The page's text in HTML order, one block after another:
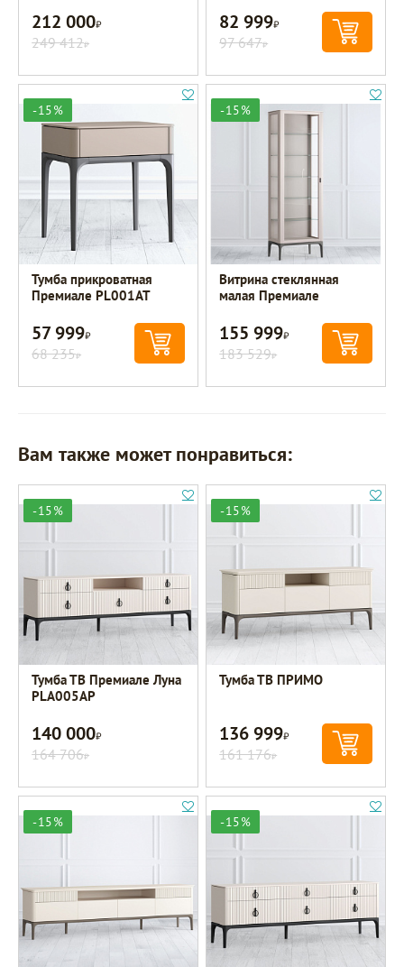
212 000Р
249 412Р
82 999Р
97 647Р
-15%
Тумба прикроватная
Премиале PL001AT
57 999Р
68 235Р
-15%
Витрина стеклянная
малая Премиале
155 999Р
183 529Р
Вам также может понравиться:
-15%
Тумба ТВ Премиале Луна
PLA005AP
140 000Р
164 706Р
-15%
Тумба ТВ ПРИМО
136 999Р
161 176Р
-15% -15%